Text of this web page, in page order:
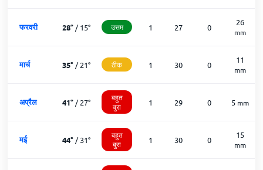
फरवरी 28°/15° उत्तम 1 27 0
26
mm
मार्च 35°/21° ठीक 1 30 0
11
mm
अप्रैल 41°/27°
बहुत
बुरा
1 29 0 5 mm
मई 44°/31°
बहुत
बुरा
1 30 0
15
mm